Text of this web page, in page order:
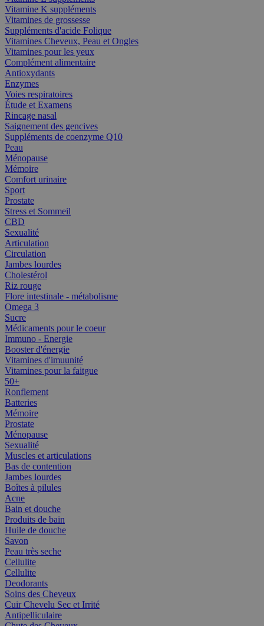
Vitamine K suppléments
Vitamines de grossesse
Suppléments d'acide Folique
Vitamines Cheveux, Peau et Ongles
Vitamines pour les yeux
Complément alimentaire
Antioxydants
Enzymes
Voies respiratoires
Étude et Examens
Rincage nasal
Saignement des gencives
Suppléments de coenzyme Q10
Peau
Ménopause
Mémoire
Comfort urinaire
Sport
Prostate
Stress et Sommeil
CBD
Sexualité
Articulation
Circulation
Jambes lourdes
Cholestérol
Riz rouge
Flore intestinale - métabolisme
Omega 3
Sucre
Médicaments pour le coeur
Immuno - Energie
Booster d'énergie
Vitamines d'imuunité
Vitamines pour la faitgue
50+
Ronflement
Batteries
Mémoire
Prostate
Ménopause
Sexualité
Muscles et articulations
Bas de contention
Jambes lourdes
Boîtes à pilules
Acne
Bain et douche
Produits de bain
Huile de douche
Savon
Peau très seche
Cellulite
Cellulite
Deodorants
Soins des Cheveux
Cuir Chevelu Sec et Irrité
Antipelliculaire